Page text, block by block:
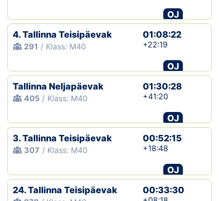
OJ
4. Tallinna Teisipäevak
291 / Klass: M40
01:08:22
+22:19
OJ
Tallinna Neljapäevak
405 / Klass: M40
01:30:28
+41:20
OJ
3. Tallinna Teisipäevak
307 / Klass: M40
00:52:15
+18:48
OJ
24. Tallinna Teisipäevak
00:33:30